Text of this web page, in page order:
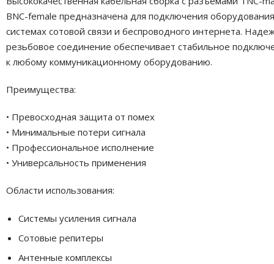
BNC-female предназначена для подключения
системах сотовой связи и беспроводного интернета.
резьбовое соединение обеспечивает стабильное
к любому коммуникационному оборудованию.
Преимущества:
• Превосходная защита от помех
• Минимальные потери сигнала
• Профессиональное исполнение
• Универсальность применения
Области использования:
Системы усиления сигнала
Сотовые репитеры
Антенные комплексы